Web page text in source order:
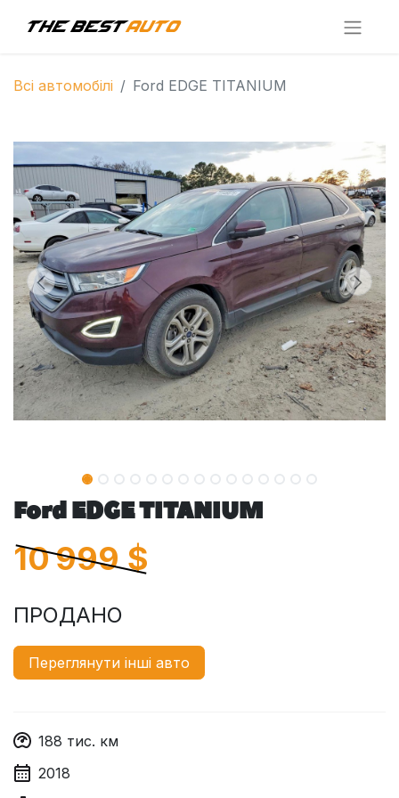
Всі автомобілі Ford EDGE TITANIUM
Ford EDGE TITANIUM
10 999$
ПРОДАНО
Переглянути інші авто
188 тис. км
2018